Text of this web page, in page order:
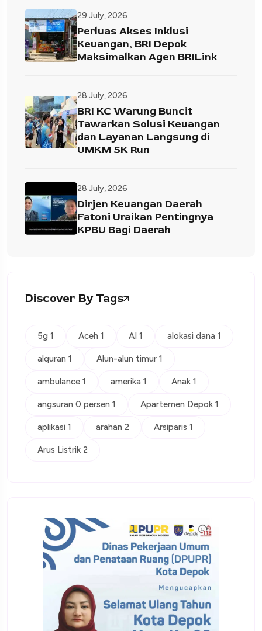
29 July, 2026
Perluas Akses Inklusi
Keuangan, BRI Depok
Maksimalkan Agen BRILink
28 July, 2026
BRI KC Warung Buncit
Tawarkan Solusi Keuangan
dan Layanan Langsung di
UMKM 5K Run
28 July, 2026
Dirjen Keuangan Daerah
Fatoni Uraikan Pentingnya
KPBU Bagi Daerah
Discover By Tags
5g 1 Aceh 1 AI 1 alokasi dana 1
alquran 1 Alun-alun timur 1
ambulance 1 amerika 1 Anak 1
angsuran 0 persen 1 Apartemen Depok 1
aplikasi 1 arahan 2 Arsiparis 1
Arus Listrik 2